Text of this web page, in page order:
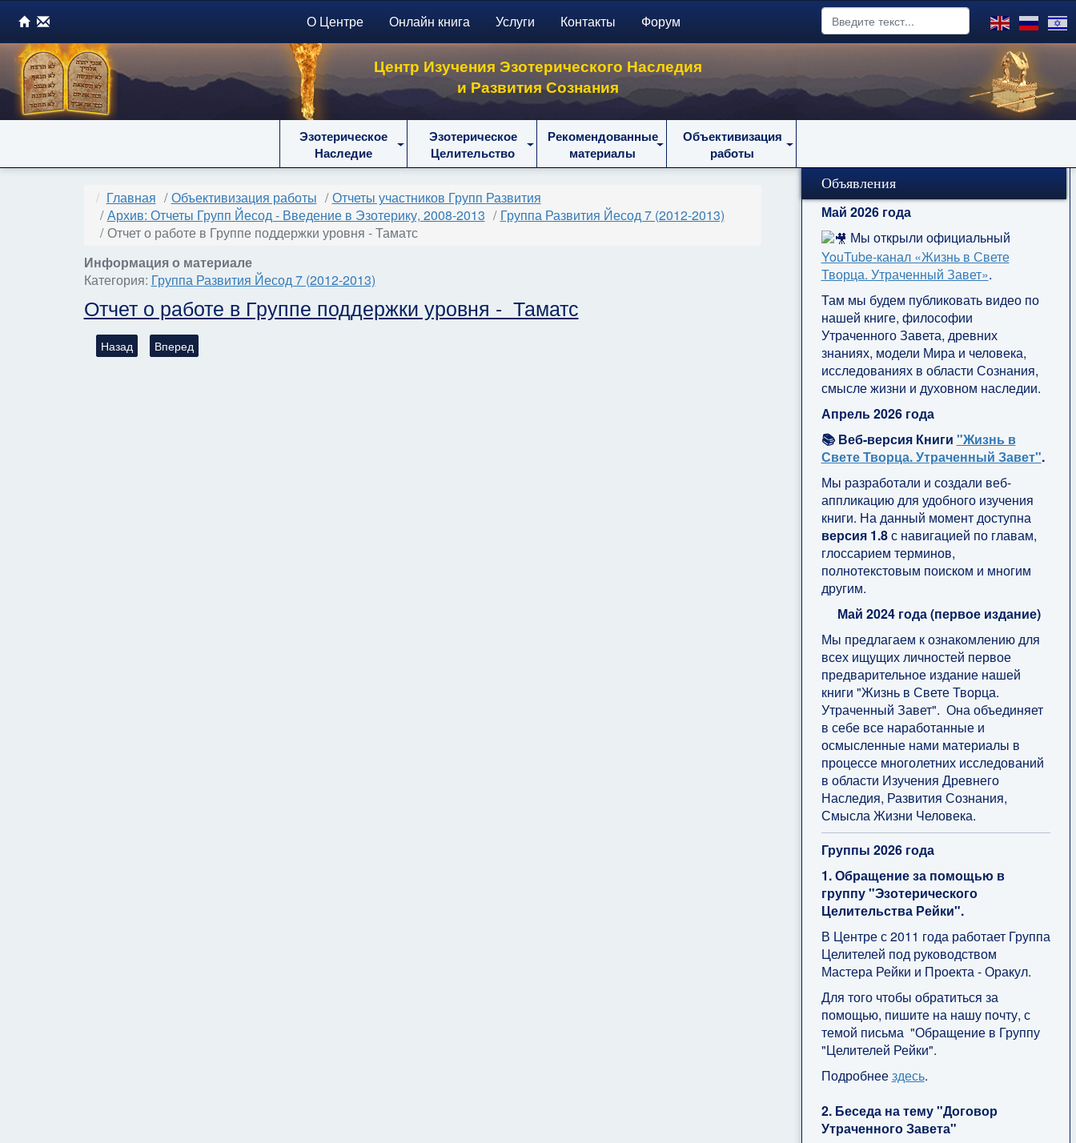
О Центре Онлайн книга Услуги Контакты Форум
Центр Изучения Эзотерического Наследия
и Развития Сознания
Эзотерическое
Наследие
Эзотерическое
Целительство
Рекомендованные
материалы
Объективизация
работы
Главная Объективизация работы
Отчеты участников Групп Развития
Архив: Отчеты Групп Йесод - Введение в Эзотерику, 2008-2013
Группа Развития Йесод 7 (2012-2013)
Отчет о работе в Группе поддержки уровня - Таматс
Информация о материале
Категория: Группа Развития Йесод 7 (2012-2013)
Отчет о работе в Группе поддержки уровня - Таматс
Предыдущий: Отчет о работе в Группе поддержки уровня - Эстер
Назад Следующий: Отчет о работе в Группе поддержки уровня - Медея
Вперед
Объявления
Май 2026 года
Мы открыли официальный
YouTube‑канал «Жизнь в Свете
Творца. Утраченный Завет».
Там мы будем публиковать видео по
нашей книге, философии
Утраченного Завета, древних
знаниях, модели Мира и человека,
исследованиях в области Сознания,
смысле жизни и духовном наследии.
Апрель 2026 года
📚 Веб-версия Книги "Жизнь в
Свете Творца. Утраченный Завет".
Мы разработали и создали веб-
аппликацию для удобного изучения
книги. На данный момент доступна
версия 1.8с навигацией по главам,
глоссарием терминов,
полнотекстовым поиском и многим
другим.
Май 2024 года (первое издание)
Мы предлагаем к ознакомлению для
всех ищущих личностей первое
предварительное издание нашей
книги "Жизнь в Свете Творца.
Утраченный Завет". Она объединяет
в себе все наработанные и
осмысленные нами материалы в
процессе многолетних исследований
в области Изучения Древнего
Наследия, Развития Сознания,
Смысла Жизни Человека.
Группы 2026 года
1. Обращение за помощью в
группу "Эзотерического
Целительства Рейки".
В Центре с 2011 года работает Группа
Целителей под руководством
Мастера Рейки и Проекта - Оракул.
Для того чтобы обратиться за
помощью, пишите на нашу почту, с
темой письма "Обращение в Группу
"Целителей Рейки".
Подробнеездесь.
2. Беседа на тему "Договор
Утраченного Завета"